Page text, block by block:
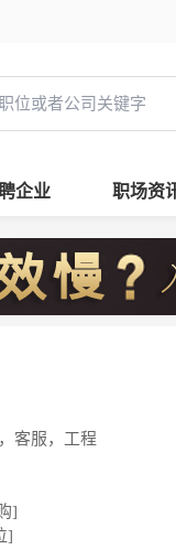
企业 职场资
客服，工程
]
]